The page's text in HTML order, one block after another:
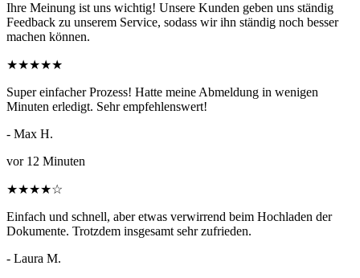
Ihre Meinung ist uns wichtig! Unsere Kunden geben uns ständig
Feedback zu unserem Service, sodass wir ihn ständig noch besser
machen können.
★★★★★
Super einfacher Prozess! Hatte meine Abmeldung in wenigen
Minuten erledigt. Sehr empfehlenswert!
- Max H.
vor 12 Minuten
★★★★☆
Einfach und schnell, aber etwas verwirrend beim Hochladen der
Dokumente. Trotzdem insgesamt sehr zufrieden.
- Laura M.